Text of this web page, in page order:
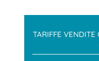
TARIFFE